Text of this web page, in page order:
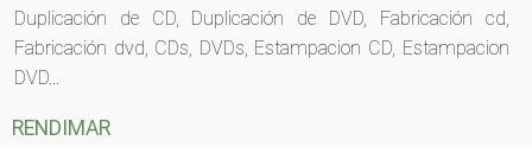
Duplicación de CD, Duplicación de DVD, Fabricación cd,
Fabricación dvd, CDs, DVDs, Estampacion CD, Estampacion
DVD...
RENDIMAR